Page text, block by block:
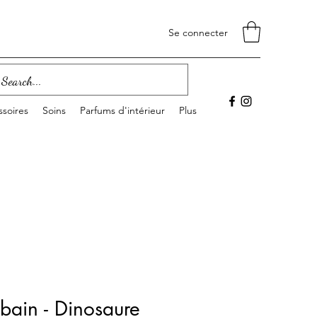
Se connecter
Soins Parfums d'intérieur Plus
- Dinosaure